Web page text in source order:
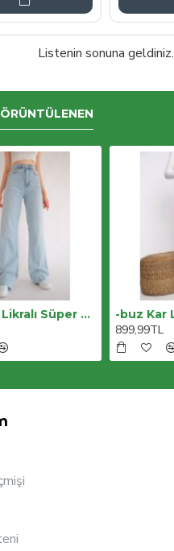
Listenin sonuna geldiniz.
-buz Kar Likralı Süper Yüksek Bel Salaş Jeans Palazzo Pantolon. (süper Yüksek) Wide Leg
899,99TL